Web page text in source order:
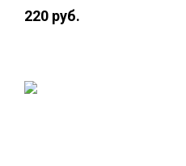
220 руб.